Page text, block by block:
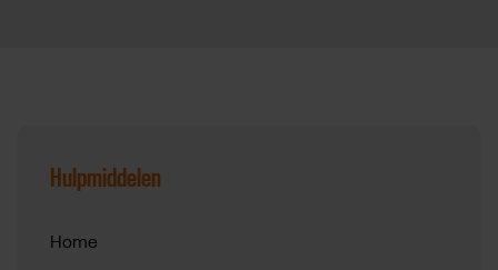
Submenu overslaan
Hulpmiddelen
Home